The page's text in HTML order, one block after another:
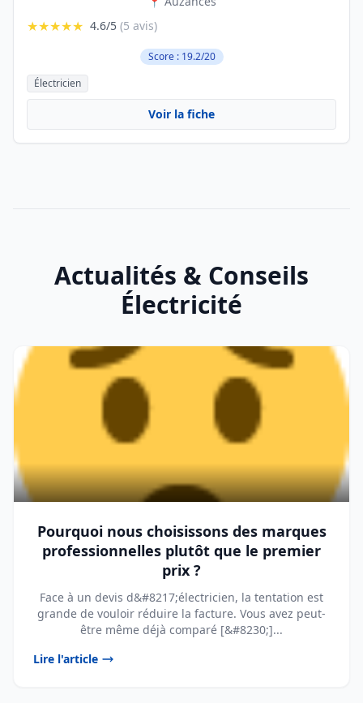
★★★★★ 4.6/5 (5 avis)
Score : 19.2/20
Électricien
Voir la fiche
Actualités & Conseils
Électricité
Pourquoi nous choisissons des marques
professionnelles plutôt que le premier
prix ?
Face à un devis d&#8217;électricien, la tentation est
grande de vouloir réduire la facture. Vous avez peut-
être même déjà comparé [&#8230;]...
Lire l'article